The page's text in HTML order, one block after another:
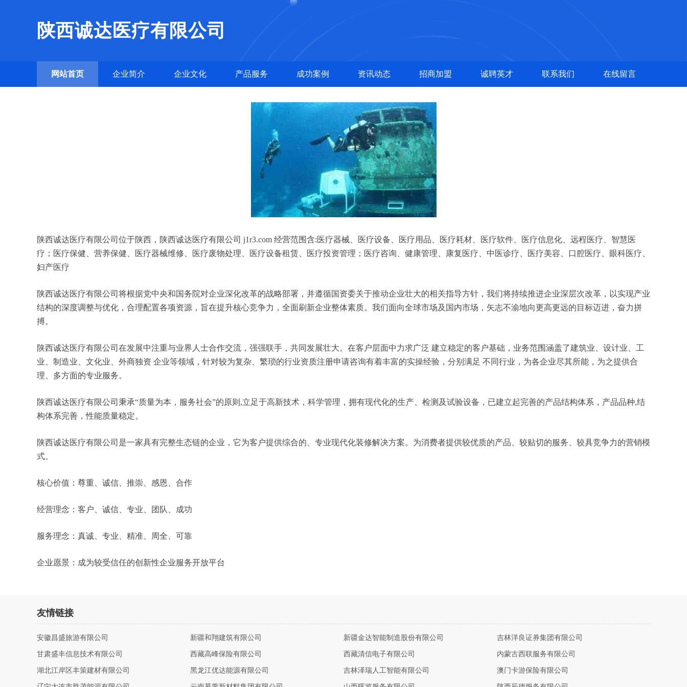
陕西诚达医疗有限公司
网站首页 企业简介 企业文化 产品服务 成功案例 资讯动态 招商加盟 诚聘英才 联系我们 在线留言
陕西诚达医疗有限公司位于陕西，陕西诚达医疗有限公司 j1r3.com 经营范围含:医疗器械、医疗设备、医疗用品、医疗耗材、医疗软件、医疗信息化、远程医疗、智慧医
疗；医疗保健、营养保健、医疗器械维修、医疗废物处理、医疗设备租赁、医疗投资管理；医疗咨询、健康管理、康复医疗、中医诊疗、医疗美容、口腔医疗、眼科医疗、
妇产医疗
陕西诚达医疗有限公司将根据党中央和国务院对企业深化改革的战略部署，并遵循国资委关于推动企业壮大的相关指导方针，我们将持续推进企业深层次改革，以实现产业
结构的深度调整与优化，合理配置各项资源，旨在提升核心竞争力，全面刷新企业整体素质。我们面向全球市场及国内市场，矢志不渝地向更高更远的目标迈进，奋力拼
搏。
陕西诚达医疗有限公司在发展中注重与业界人士合作交流，强强联手，共同发展壮大。在客户层面中力求广泛 建立稳定的客户基础，业务范围涵盖了建筑业、设计业、工
业、制造业、文化业、外商独资 企业等领域，针对较为复杂、繁琐的行业资质注册申请咨询有着丰富的实操经验，分别满足 不同行业，为各企业尽其所能，为之提供合
理、多方面的专业服务。
陕西诚达医疗有限公司秉承“质量为本，服务社会”的原则,立足于高新技术，科学管理，拥有现代化的生产、检测及试验设备，已建立起完善的产品结构体系，产品品种,结
构体系完善，性能质量稳定。
陕西诚达医疗有限公司是一家具有完整生态链的企业，它为客户提供综合的、专业现代化装修解决方案。为消费者提供较优质的产品、较贴切的服务、较具竞争力的营销模
式。
核心价值：尊重、诚信、推崇、感恩、合作
经营理念：客户、诚信、专业、团队、成功
服务理念：真诚、专业、精准、周全、可靠
企业愿景：成为较受信任的创新性企业服务开放平台
友情链接
安徽昌盛旅游有限公司 新疆和翔建筑有限公司 新疆金达智能制造股份有限公司 吉林洋良证券集团有限公司
甘肃盛丰信息技术有限公司 西藏高峰保险有限公司 西藏清信电子有限公司 内蒙古西联服务有限公司
湖北江岸区丰策建材有限公司 黑龙江优达能源有限公司 吉林泽瑞人工智能有限公司 澳门卡游保险有限公司